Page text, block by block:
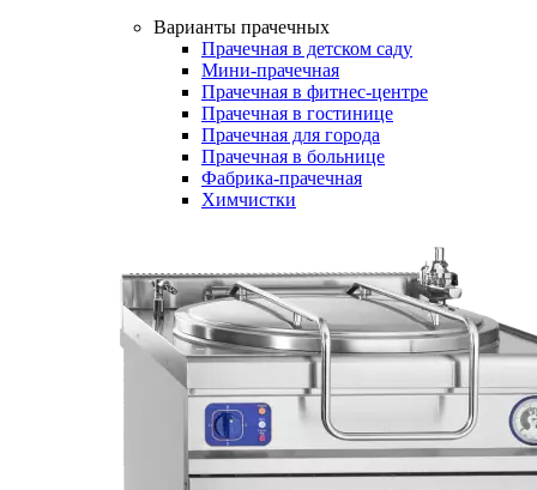
Варианты прачечных
Прачечная в детском саду
Мини-прачечная
Прачечная в фитнес-центре
Прачечная в гостинице
Прачечная для города
Прачечная в больнице
Фабрика-прачечная
Химчистки